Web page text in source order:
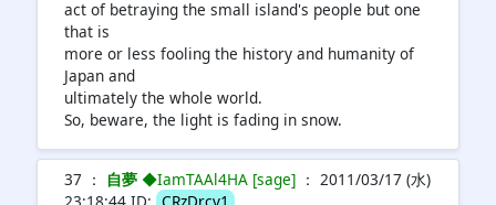
act of betraying the small island's people but one
that is
more or less fooling the history and humanity of
Japan and
ultimately the whole world.
So, beware, the light is fading in snow.
37 ： 自夢 ◆IamTAAl4HA [sage] ： 2011/03/17 (水)